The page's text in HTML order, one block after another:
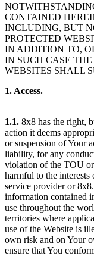
CONTAINED
INCLUDING, BUT
PROTECTED
IN ADDITION TO,
IN SUCH CASE
WEBSITES SHALL
1. Access.
1.1. 8x8 has the right,
action it deems
or suspension of Your
liability, for any
violation of the TOU
harmful to the interests
service provider or
information contained
use throughout the
territories where
use of the Website is
own risk and on Your
ensure that You